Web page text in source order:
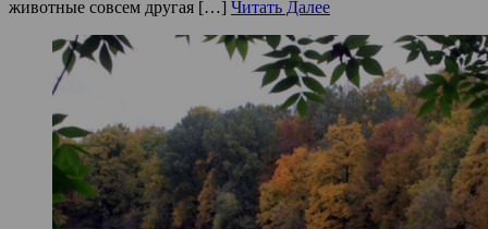
животные совсем другая […] Читать Далее